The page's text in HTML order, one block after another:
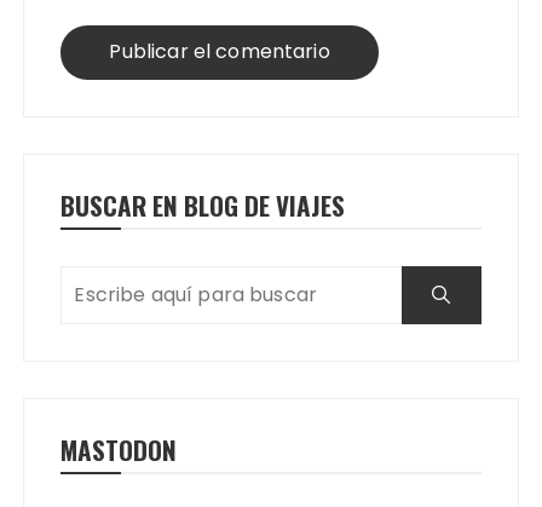
BUSCAR EN BLOG DE VIAJES
MASTODON